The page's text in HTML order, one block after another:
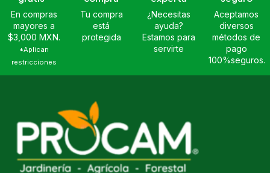
En compras
mayores a
$3,000 MXN.
*Aplican
restricciones
Tu compra
está
protegida
¿Necesitas
ayuda?
Estamos para
servirte
Aceptamos
diversos
métodos de
pago
100%seguros.